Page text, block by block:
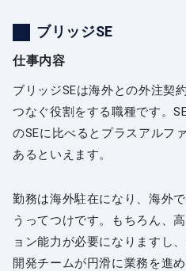
ブリッジSE
仕事内容
ブリッジSEは海外との外注契
つなぐ役割をする職種です。
のSEに比べるとプラスアルフ
あるといえます。
勤務は海外駐在になり、海外
うってつけです。もちろん、
ョン能力が必要になりますし
開発チームが円滑に業務を進